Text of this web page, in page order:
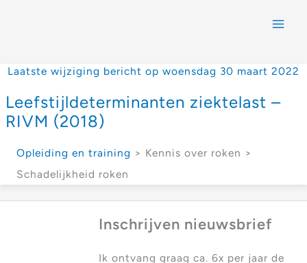
Laatste wijziging bericht op woensdag 30 maart 2022
Leefstijldeterminanten ziektelast –
RIVM (2018)
Opleiding en training > Kennis over roken >
Schadelijkheid roken
Inschrijven nieuwsbrief
Ik ontvang graag ca. 6x per jaar de